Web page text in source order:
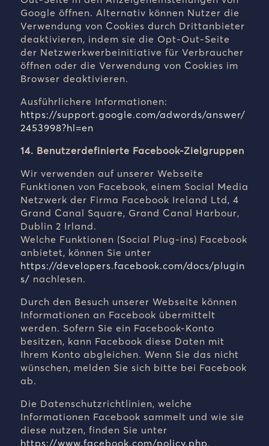
Google öffnen. Alternativ können Nutzer die
Verwendung von Cookies durch Drittanbieter
deaktivieren, indem sie die Opt-Out-Seite
der Netzwerkwerbeinitiative für Verbraucher
öffnen oder die Verwendung von Cookies im
Browser deaktivieren.
Ausführlichere Informationen:
https://support.google.com/adwords/answer/
2453998?hl=en
14. Benutzerdefinierte Facebook-Zielgruppen
Wir verwenden auf unserer Webseite
Funktionen von Facebook, einem Social Media
Netzwerk der Firma Facebook Ireland Ltd, 4
Grand Canal Square, Grand Canal Harbour,
Dublin 2 Irland.
Welche Funktionen (Social Plug-ins) Facebook
anbietet, können Sie unter
https://developers.facebook.com/docs/plugin
s/ nachlesen.
Durch den Besuch unserer Webseite können
Informationen an Facebook übermittelt
werden. Sofern Sie ein Facebook-Konto
besitzen, kann Facebook diese Daten mit
Ihrem Konto abgleichen. Wenn Sie das nicht
wünschen, melden Sie sich bitte bei Facebook
ab.
Die Datenschutzrichtlinien, welche
Informationen Facebook sammelt und wie sie
diese nutzen, finden Sie unter
https://www.facebook.com/policy.php.